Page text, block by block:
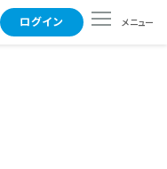
ログイン メニュー